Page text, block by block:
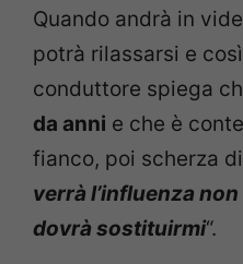
Quando andrà in
potrà rilassarsi e
conduttore spiega
da anni e che è
fianco, poi scherza
verrà l’influenza
dovrà sostituirmi“.